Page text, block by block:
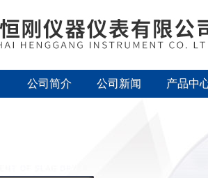
公司简介 公司新闻 产品中